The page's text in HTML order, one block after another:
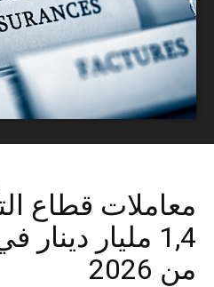
معاملات قطاع
1,4 مليار دينار
من 2026